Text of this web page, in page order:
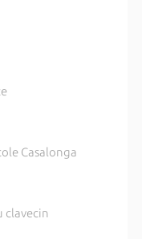
Casalonga
clavecin